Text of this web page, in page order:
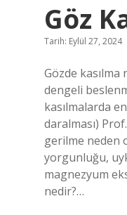
Göz
Tarih: Eylül 27, 2024
Gözde kasılma
dengeli
kasılmalarda
daralması)
gerilme neden
yorgunluğu,
magnezyum
nedir?…